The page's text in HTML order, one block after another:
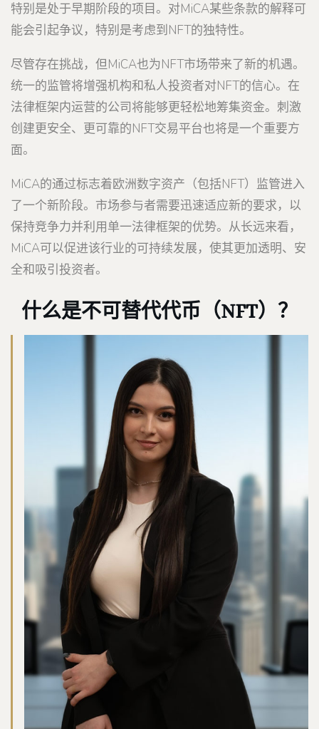
特别是处于早期阶段的项目。对MiCA某些条款的解释可
能会引起争议，特别是考虑到NFT的独特性。
尽管存在挑战，但MiCA也为NFT市场带来了新的机遇。
统一的监管将增强机构和私人投资者对NFT的信心。在
法律框架内运营的公司将能够更轻松地筹集资金。刺激
创建更安全、更可靠的NFT交易平台也将是一个重要方
面。
MiCA的通过标志着欧洲数字资产（包括NFT）监管进入
了一个新阶段。市场参与者需要迅速适应新的要求，以
保持竞争力并利用单一法律框架的优势。从长远来看，
MiCA可以促进该行业的可持续发展，使其更加透明、安
全和吸引投资者。
什么是不可替代代币（NFT）？